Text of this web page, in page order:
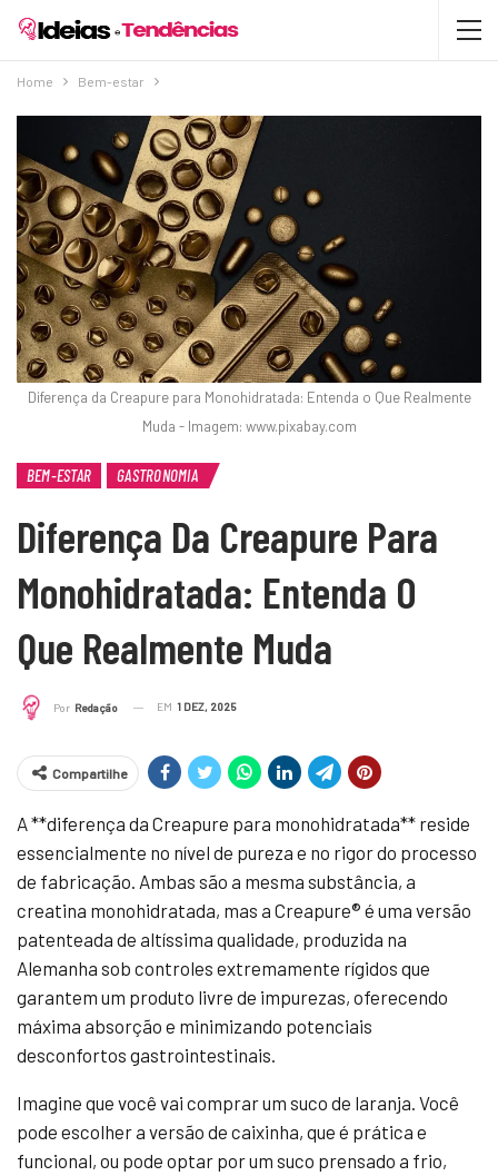
Home Bem-estar
Diferença da Creapure para Monohidratada: Entenda o Que Realmente
Muda - Imagem: www.pixabay.com
BEM-ESTAR GASTRONOMIA
Diferença Da Creapure Para
Monohidratada: Entenda O
Que Realmente Muda
Por Redação EM 1 DEZ, 2025
Compartilhe
A **diferença da Creapure para monohidratada** reside
essencialmente no nível de pureza e no rigor do processo
de fabricação. Ambas são a mesma substância, a
creatina monohidratada, mas a Creapure® é uma versão
patenteada de altíssima qualidade, produzida na
Alemanha sob controles extremamente rígidos que
garantem um produto livre de impurezas, oferecendo
máxima absorção e minimizando potenciais
desconfortos gastrointestinais.
Imagine que você vai comprar um suco de laranja. Você
pode escolher a versão de caixinha, que é prática e
funcional, ou pode optar por um suco prensado a frio,